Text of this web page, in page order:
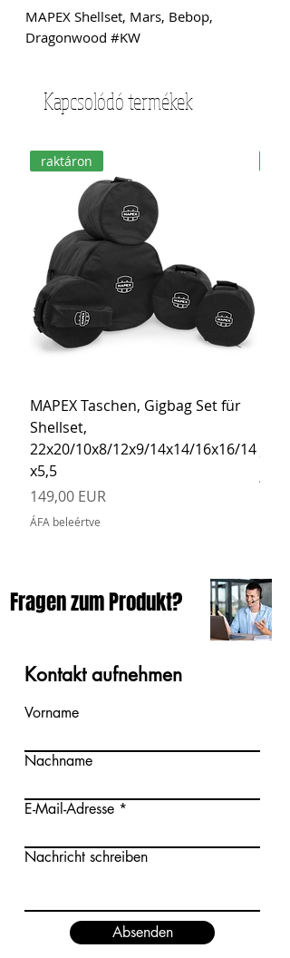
MAPEX Shellset, Mars, Bebop,
Dragonwood #KW
Kapcsolódó termékek
raktáron
MAPEX Taschen, Gigbag Set für
Shellset,
22x20/10x8/12x9/14x14/16x16/14
x5,5
Ár
149,00 EUR
ÁFA beleértve
Ár
ÁFA
Fragen zum Produkt?
Kontakt aufnehmen
Vorname
Nachname
E-Mail-Adresse
Nachricht schreiben
Absenden